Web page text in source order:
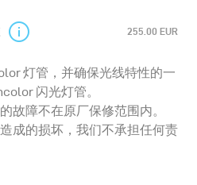
255.00 EUR
灯管，并确保光线特性的一
闪光灯管。
故障不在原厂保修范围内。
成的损坏，我们不承担任何责